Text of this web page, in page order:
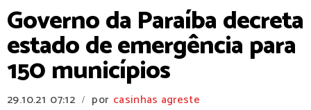
Governo da Paraíba decreta
estado de emergência para
150 municípios
29.10.21 07:12 / por casinhas agreste